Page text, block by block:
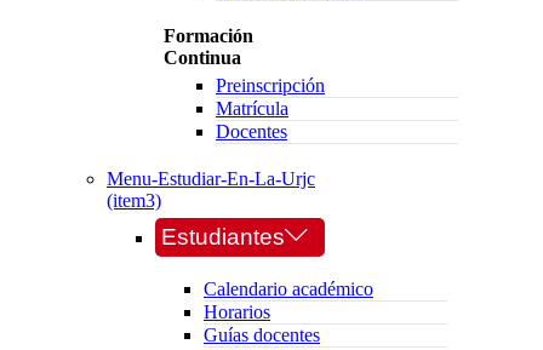
Formación
Continua
Preinscripción
Matrícula
Docentes
Menu-Estudiar-En-La-Urjc
(item3)
Estudiantes
Calendario académico
Horarios
Guías docentes